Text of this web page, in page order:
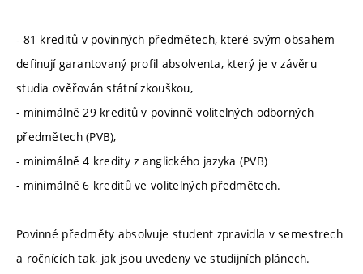
- 81 kreditů v povinných předmětech, které svým obsahem
definují garantovaný profil absolventa, který je v závěru
studia ověřován státní zkouškou,
- minimálně 29 kreditů v povinně volitelných odborných
předmětech (PVB),
- minimálně 4 kredity z anglického jazyka (PVB)
- minimálně 6 kreditů ve volitelných předmětech.
Povinné předměty absolvuje student zpravidla v semestrech
a ročnících tak, jak jsou uvedeny ve studijních plánech.